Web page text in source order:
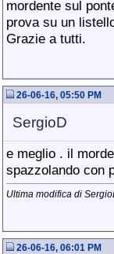
mordente sul
prova su un
Grazie a tutti.
26-06-16, 05:50 PM
SergioD
e meglio . il
spazzolando con
Ultima modifica di
26-06-16, 06:01 PM